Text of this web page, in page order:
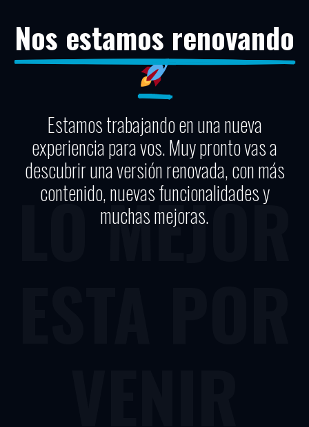
Nos estamos renovando
Estamos trabajando en una nueva
experiencia para vos. Muy pronto vas a
descubrir una versión renovada, con más
contenido, nuevas funcionalidades y
muchas mejoras.
LO MEJOR